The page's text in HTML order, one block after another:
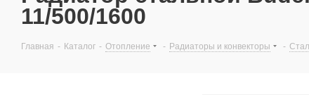
11/500/1600
Главная - Каталог - Отопление - Радиаторы и конвекторы -